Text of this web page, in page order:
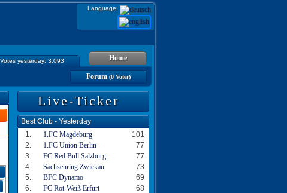
Language:
yesterday: 3.093 Home
Forum(0 Voter)
Live-Ticker
Best Club - Yesterday
1.
1.FC Magdeburg
101
2.
1.FC Union Berlin
77
3.
FC Red Bull Salzburg
77
4.
Sachsenring Zwickau
73
5.
BFC Dynamo
69
6.
FC Rot-Weiß Erfurt
68